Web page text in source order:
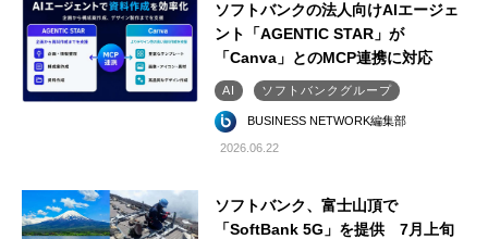
ソフトバンクの法人向けAIエージェ
ント「AGENTIC STAR」が
「Canva」とのMCP連携に対応
AI ソフトバンクグループ
BUSINESS NETWORK編集部
2026.06.22
ソフトバンク、富士山頂で
「SoftBank 5G」を提供 7月上旬